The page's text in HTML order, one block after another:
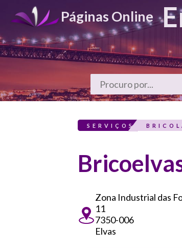
Páginas Online
SERVIÇOS
Zona Industrial das
11
7350-006
Elvas